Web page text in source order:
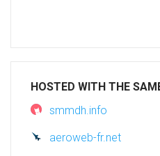
HOSTED WITH THE
smmdh.info
aeroweb-fr.net